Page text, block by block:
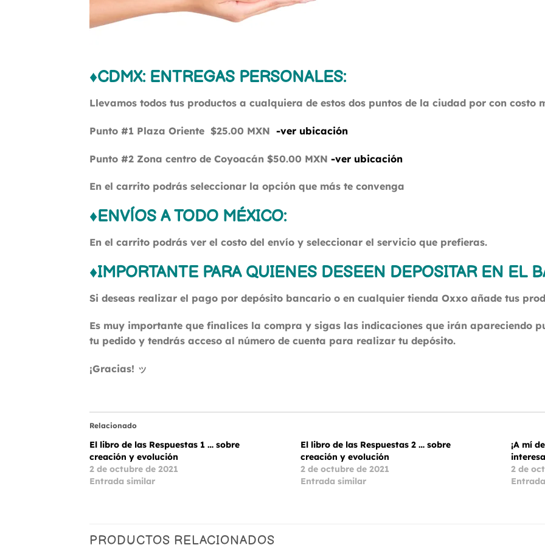
♦CDMX: ENTREGAS PERSONALES:
Llevamos todos tus productos a cualquiera de estos dos puntos de la ciudad por con costo
Punto #1 Plaza Oriente $25.00 MXN -ver ubicación
Punto #2 Zona centro de Coyoacán $50.00 MXN -ver ubicación
En el carrito podrás seleccionar la opción que más te convenga
♦ENVÍOS A TODO MÉXICO:
En el carrito podrás ver el costo del envío y seleccionar el servicio que prefieras.
♦IMPORTANTE PARA QUIENES DESEEN DEPOSITAR EN EL
Si deseas realizar el pago por depósito bancario o en cualquier tienda Oxxo añade tus
Es muy importante que finalices la compra y sigas las indicaciones que irán apareciendo
tu pedido y tendrás acceso al número de cuenta para realizar tu depósito.
¡Gracias! ッ
Relacionado
El libro de las Respuestas 1 … sobre
creación y evolución
2 de octubre de 2021
Entrada similar
El libro de las Respuestas 2 … sobre
creación y evolución
2 de octubre de 2021
Entrada similar
¡A mí
2 de
PRODUCTOS RELACIONADOS